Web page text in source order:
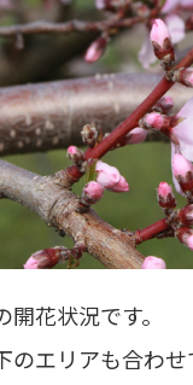
花状況です。
のエリアも合わ